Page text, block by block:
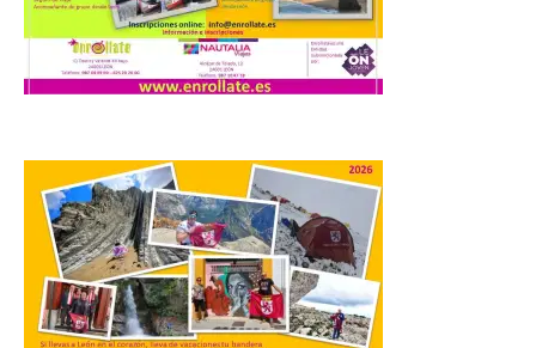
10 Ago 2026
La formación leonesista
Cortes autonómicas
mediante las cuales vuelve
a reclamar a la institución autonómica
que exija al Gobierno de España la
supresión de este peaje por la ilegalidad
de la prórroga […]